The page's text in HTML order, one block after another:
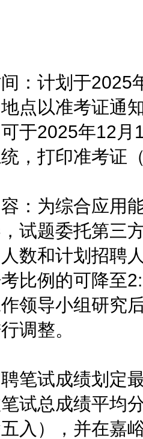
计划于2025
点以准考证通
于2025年12
，打印准考证
为综合应用能
试题委托第三
数和计划招聘
比例的可降至
领导小组研究
调整。
试成绩划定最
试总成绩平均
入），并在嘉